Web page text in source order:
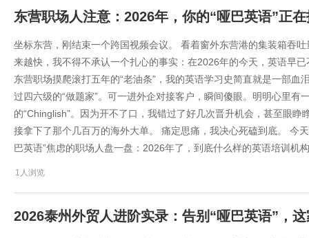
东营职场人注意：2026年，你的“哑巴英语”正
坐标东营，刚结束一个跨国视频会议。 看着窗外东营港的集装箱吞
来越快，我不得不承认一个扎心的事实：在2026年的今天，英语早
东营职场摸爬滚打五年的“老油条”，我的英语学习史简直就是一部血
过四六级的“做题家”。可一进外企对接客户，瞬间傻眼。明明心里有
的“Chinglish”。因为开不了口，我错过了好几次晋升机会，甚至眼
接拿下了那个几百万的海外大单。 痛定思痛，我决心死磕到底。 今
巴英语”焦虑的职场人盘一盘：2026年了，到底什么样的英语培训机
1人浏览
2026泰州外贸人进阶实录：告别“哑巴英语”，